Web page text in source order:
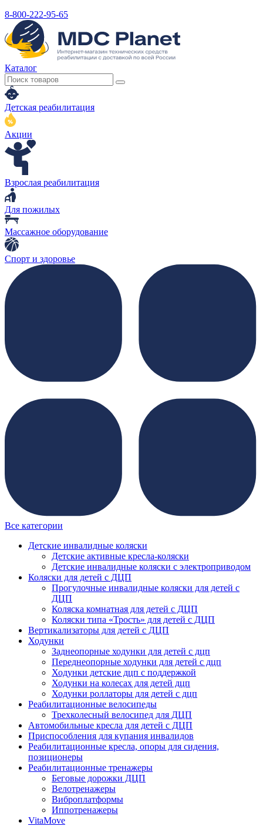
8-800-222-95-65
Каталог
Детская реабилитация
Акции
Взрослая реабилитация
Для пожилых
Массажное оборудование
Спорт и здоровье
Все категории
Детские инвалидные коляски
Детские активные кресла-коляски
Детские инвалидные коляски с электроприводом
Коляски для детей с ДЦП
Прогулочные инвалидные коляски для детей с
ДЦП
Коляска комнатная для детей с ДЦП
Коляски типа «Трость» для детей с ДЦП
Вертикализаторы для детей с ДЦП
Ходунки
Заднеопорные ходунки для детей с дцп
Переднеопорные ходунки для детей с дцп
Ходунки детские дцп с поддержкой
Ходунки на колесах для детей дцп
Ходунки роллаторы для детей с дцп
Реабилитационные велосипеды
Трехколесный велосипед для ДЦП
Автомобильные кресла для детей с ДЦП
Приспособления для купания инвалидов
Реабилитационные кресла, опоры для сидения,
позиционеры
Реабилитационные тренажеры
Беговые дорожки ДЦП
Велотренажеры
Виброплатформы
Иппотренажеры
VitaMove